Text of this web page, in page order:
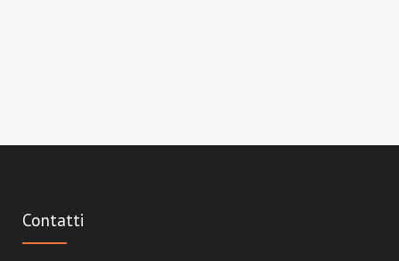
Contatti